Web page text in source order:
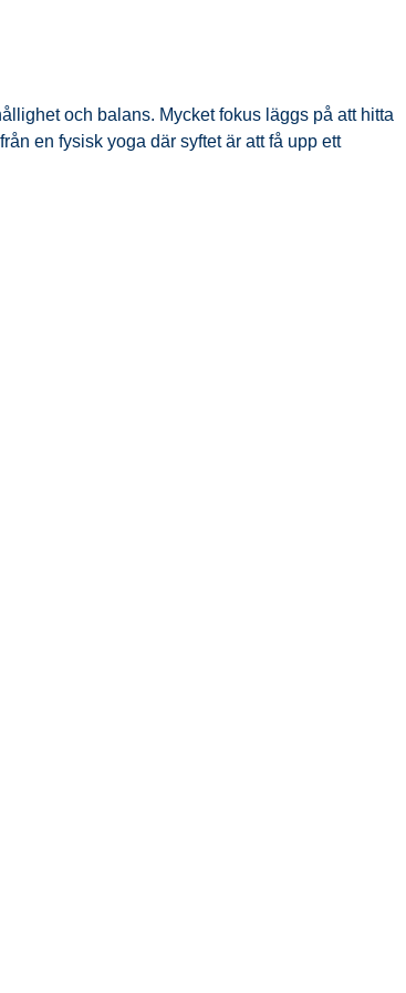
och balans. Mycket fokus läggs på att hitta
en fysisk yoga där syftet är att få upp ett